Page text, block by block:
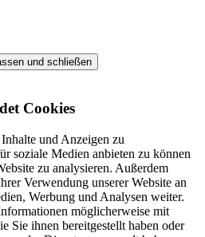
und schließen
Cookies
und Anzeigen zu
soziale Medien anbieten zu können
zu analysieren. Außerdem
Verwendung unserer Website an
Werbung und Analysen weiter.
möglicherweise mit
Sie ihnen bereitgestellt haben oder